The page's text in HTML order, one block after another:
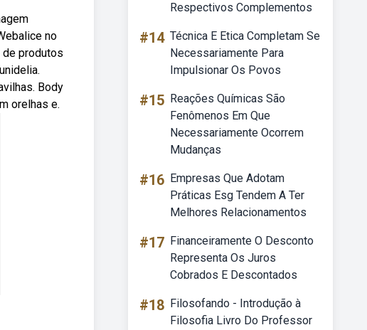
no
de produtos
Body
orelhas e.
Respectivos Complementos
#14 Técnica E Etica Completam Se
Necessariamente Para
Impulsionar Os Povos
#15 Reações Químicas São
Fenômenos Em Que
Necessariamente Ocorrem
Mudanças
#16 Empresas Que Adotam
Práticas Esg Tendem A Ter
Melhores Relacionamentos
#17 Financeiramente O Desconto
Representa Os Juros
Cobrados E Descontados
#18 Filosofando - Introdução à
Filosofia Livro Do Professor